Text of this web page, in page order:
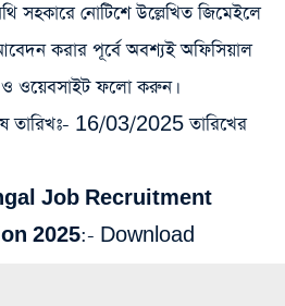
সহকারে নোটিশে উল্লেখিত জিমেইলে
করার পূর্বে অবশ্যই অফিসিয়াল
ওয়েবসাইট ফলো করুন।
তারিখঃ- 16/03/2025 তারিখের
Job Recruitment
2025:- Download